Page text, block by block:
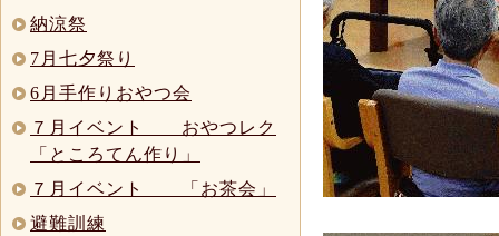
納涼祭
7月七夕祭り
6月手作りおやつ会
７月イベント おやつレク
「ところてん作り」
７月イベント 「お茶会」
避難訓練